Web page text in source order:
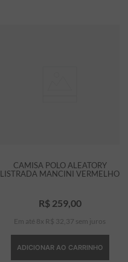
CAMISA POLO ALEATORY
LISTRADA MANCINI VERMELHO
R$ 259, 00
Em até 8 x R$ 32 37 sem juros
ADICIONAR AO CARRINHO